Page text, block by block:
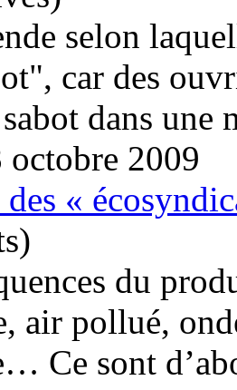
selon
car des
dans une
octobre 2009
des «
du
air pollué,
Ce sont